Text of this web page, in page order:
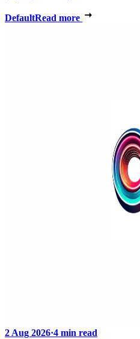
DefaultRead more
2 Aug 2026·4 min read